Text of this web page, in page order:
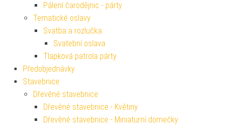
Pálení čarodějnic - párty
Tematické oslavy
Svatba a rozlučka
Svatební oslava
Tlapková patrola párty
Předobjednávky
Stavebnice
Dřevěné stavebnice
Dřevěné stavebnice - Květiny
Dřevěné stavebnice - Miniaturní domečky